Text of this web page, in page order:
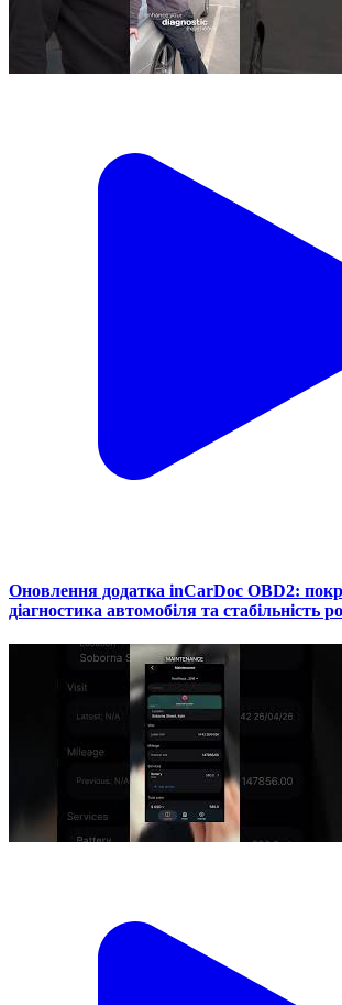
Оновлення додатка inCarDoc OBD2:
діагностика автомобіля та стабільність